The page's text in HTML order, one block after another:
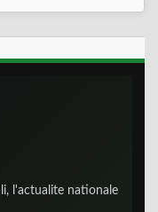
l'actualite nationale